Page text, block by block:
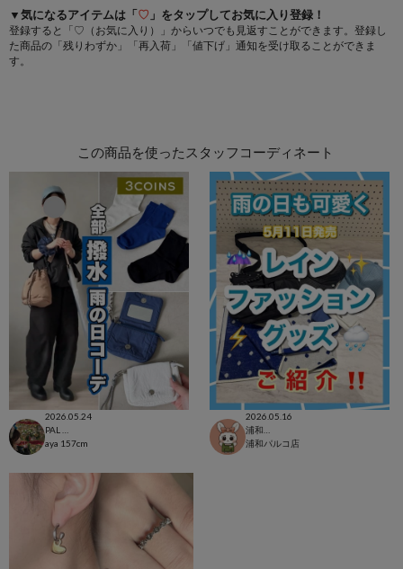
▼気になるアイテムは「♡ 」をタップしてお気に入り登録！
登録すると「♡（お気に入り）」からいつでも見返すことができます。登録し
た商品の「残りわずか」「再入荷」「値下げ」通知を受け取ることができま
す。
この商品を使ったスタッフコーディネート
2026.05.24
aya 157cm
2026.05.16
浦和パルコ店